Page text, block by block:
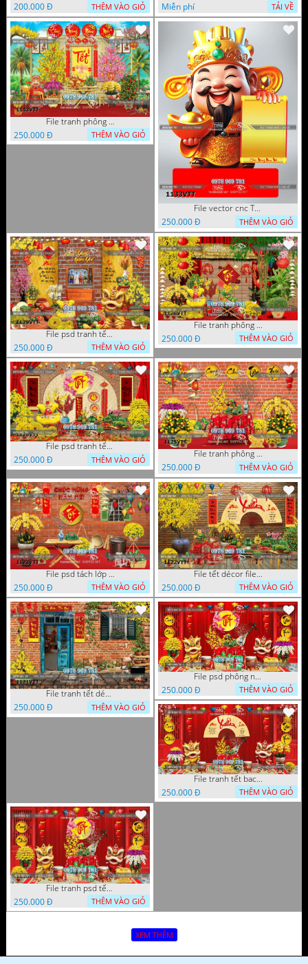
200.000 Đ
THÊM VÀO GIỎ
Miễn phí
TẢI VỀ
File tranh phông nền background tết chụp hình chụp ảnh tết thần tài mai đào xuân 1143VTT
250.000 Đ
THÊM VÀO GIỎ
File vector cnc Tết thần tài lịch tài lộc cầm vàng tết 1133VTT
250.000 Đ
THÊM VÀO GIỎ
File psd tranh tết năm mới background phông nền tết mai đào bánh tét 1129VTT
250.000 Đ
THÊM VÀO GIỎ
File tranh phông nền background décor tết 1128VTT
250.000 Đ
THÊM VÀO GIỎ
File psd tranh tết năm mới phông nền chụp hình tết décor 1126VTT
250.000 Đ
THÊM VÀO GIỎ
File tranh phông chụp hình tết file background tranh tết 1125VTT
250.000 Đ
THÊM VÀO GIỎ
File psd tách lớp tranh tết phông nền background trang trí 1123VTT
250.000 Đ
THÊM VÀO GIỎ
File tết décor file tranh background chụp hình tết 1122VTT
250.000 Đ
THÊM VÀO GIỎ
File tranh tết décor trang trí quán cà phê 1121VTT
250.000 Đ
THÊM VÀO GIỎ
File psd phông nền trang trí tết background chụp hình tết 1120VTT
250.000 Đ
THÊM VÀO GIỎ
File tranh tết background phông chụp hình tết tất niên 1119VTT
250.000 Đ
THÊM VÀO GIỎ
File tranh psd tết phông nền background tết 1116VTT
250.000 Đ
THÊM VÀO GIỎ
XEM THÊM